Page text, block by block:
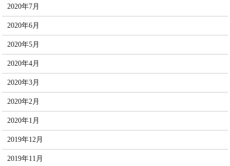
2020年7月
2020年6月
2020年5月
2020年4月
2020年3月
2020年2月
2020年1月
2019年12月
2019年11月